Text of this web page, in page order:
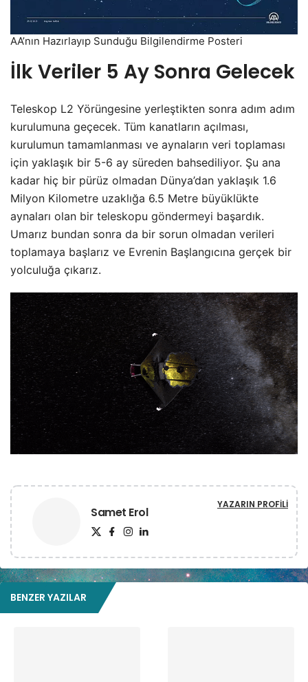
AA’nın Hazırlayıp Sunduğu Bilgilendirme Posteri
İlk Veriler 5 Ay Sonra Gelecek
Teleskop L2 Yörüngesine yerleştikten sonra adım adım
kurulumuna geçecek. Tüm kanatların açılması,
kurulumun tamamlanması ve aynaların veri toplaması
için yaklaşık bir 5-6 ay süreden bahsediliyor. Şu ana
kadar hiç bir pürüz olmadan Dünya’dan yaklaşık 1.6
Milyon Kilometre uzaklığa 6.5 Metre büyüklükte
aynaları olan bir teleskopu göndermeyi başardık.
Umarız bundan sonra da bir sorun olmadan verileri
toplamaya başlarız ve Evrenin Başlangıcına gerçek bir
yolculuğa çıkarız.
Samet Erol YAZARIN PROFILI
BENZER YAZILAR